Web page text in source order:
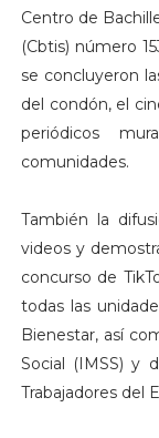
Centro de
(Cbtis) número
se concluyeron
del condón, el
periódicos
comunidades.
También la
videos y
concurso de
todas las
Bienestar, así
Social (IMSS) y
Trabajadores del